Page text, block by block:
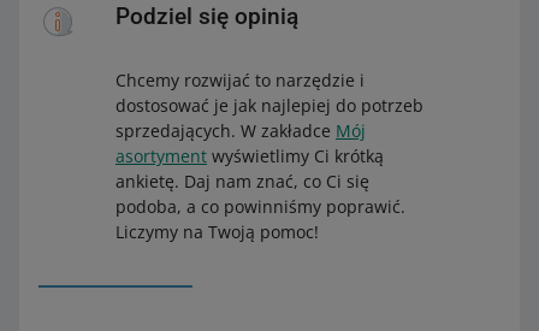
Podziel się opinią
Chcemy rozwijać to narzędzie i
dostosować je jak najlepiej do potrzeb
sprzedających. W zakładce Mój
asortyment wyświetlimy Ci krótką
ankietę. Daj nam znać, co Ci się
podoba, a co powinniśmy poprawić.
Liczymy na Twoją pomoc!